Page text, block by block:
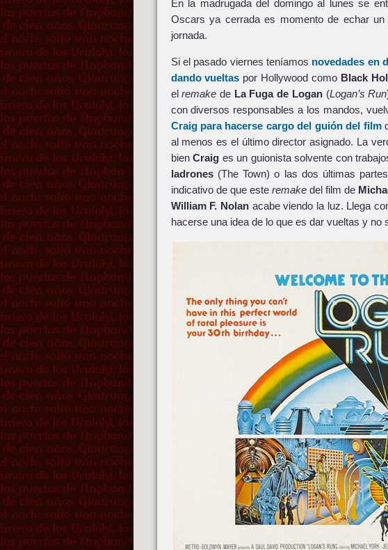
En la madrugada del domingo al lunes se
Oscars ya cerrada es momento de echar
jornada.
Si el pasado viernes teníamos novedades en
dando vueltas por Hollywood como Black
elremake de La Fuga de Logan(Logan’s Run
con diversos responsables a los mandos,
Craigpara hacerse cargo del guión del film
al menos es el último director asignado. La
bienCraig es un guionista solvente con
ladrones(The Town) o las dos últimas
indicativo de que este remakedel film de
William F. Nolanacabe viendo la luz. Llega
hacerse una idea de lo que es dar vueltas y no